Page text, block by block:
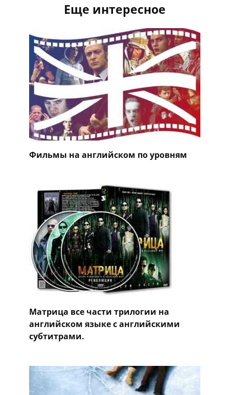
Еще интересное
Фильмы на английском по уровням
Матрица все части трилогии на
английском языке с английскими
субтитрами.